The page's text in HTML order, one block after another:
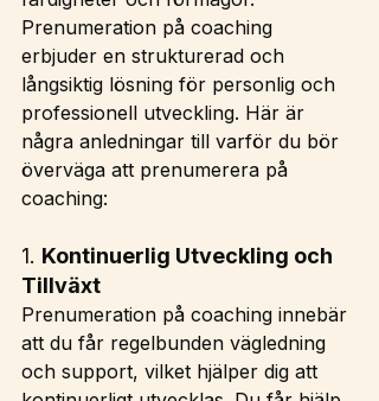
Prenumeration på coaching
erbjuder en strukturerad och
långsiktig lösning för personlig och
professionell utveckling. Här är
några anledningar till varför du bör
överväga att prenumerera på
coaching:
1. Kontinuerlig Utveckling och
Tillväxt
Prenumeration på coaching innebär
att du får regelbunden vägledning
och support, vilket hjälper dig att